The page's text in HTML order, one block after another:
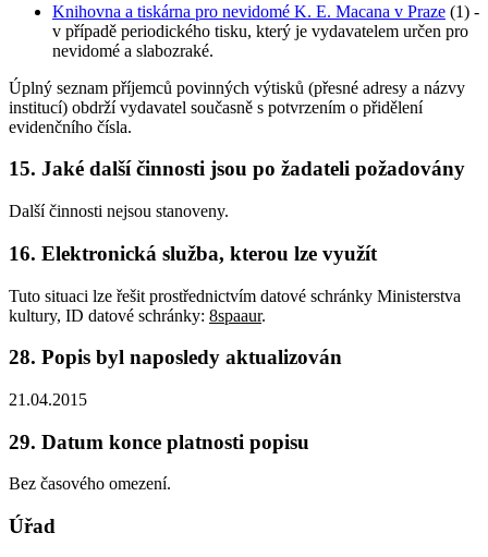
Knihovna a tiskárna pro nevidomé K. E. Macana v Praze (1) -
v případě periodického tisku, který je vydavatelem určen pro
nevidomé a slabozraké.
Úplný seznam příjemců povinných výtisků (přesné adresy a názvy
institucí) obdrží vydavatel současně s potvrzením o přidělení
evidenčního čísla.
15. Jaké další činnosti jsou po žadateli požadovány
Další činnosti nejsou stanoveny.
16. Elektronická služba, kterou lze využít
Tuto situaci lze řešit prostřednictvím datové schránky Ministerstva
kultury, ID datové schránky: 8spaaur.
28. Popis byl naposledy aktualizován
21.04.2015
29. Datum konce platnosti popisu
Bez časového omezení.
Úřad